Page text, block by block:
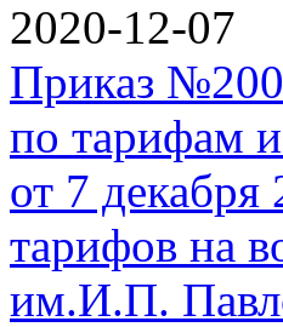
2020-12-07
Приказ
по тарифам
от 7
тарифов на
им.И.П.